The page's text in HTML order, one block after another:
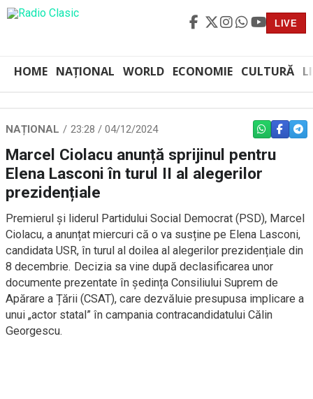
LIVE
HOME NAȚIONAL WORLD ECONOMIE CULTURĂ
NAȚIONAL 23:28 / 04/12/2024 WHATSAPP
Marcel Ciolacu anunță sprijinul pentru
Elena Lasconi în turul II al alegerilor
prezidențiale
Premierul și liderul Partidului Social Democrat (PSD), Marcel
Ciolacu, a anunțat miercuri că o va susține pe Elena Lasconi,
candidata USR, în turul al doilea al alegerilor prezidențiale din
8 decembrie. Decizia sa vine după declasificarea unor
documente prezentate în ședința Consiliului Suprem de
Apărare a Țării (CSAT), care dezvăluie presupusa implicare a
unui „actor statal” în campania contracandidatului Călin
Georgescu.